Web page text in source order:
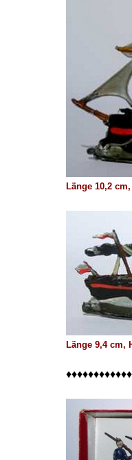
Länge 10,2
Länge 9,4 cm,